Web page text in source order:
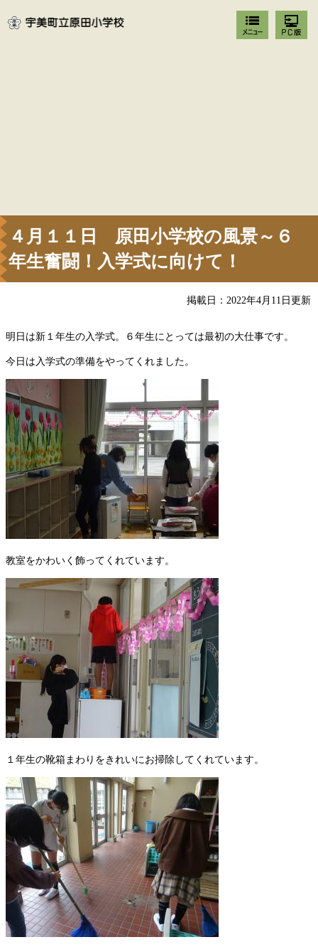
４月１１日 原田小学校の風景～６
年生奮闘！入学式に向けて！
掲載日：2022年4月11日更新
明日は新１年生の入学式。６年生にとっては最初の大仕事です。
今日は入学式の準備をやってくれました。
教室をかわいく飾ってくれています。
１年生の靴箱まわりをきれいにお掃除してくれています。